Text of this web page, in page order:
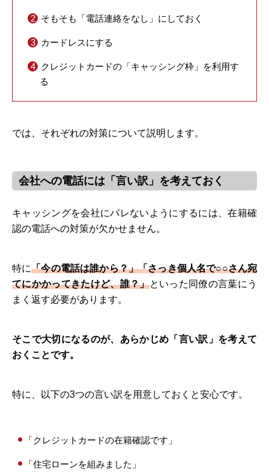
そもそも「電話連絡をなし」にしておく
カードレスにする
クレジットカードの「キャッシング枠」を利用す
る
では、それぞれの対策について説明します。
会社への電話には「言い訳」を考えておく
キャッシングを会社にバレないようにするには、在籍確
認の電話への対策が欠かせません。
特に「今の電話は誰から？」「さっき個人名で○○さん宛
てにかかってきたけど、誰？」といった同僚の言葉にう
まく返す必要があります。
そこで大切になるのが、あらかじめ「言い訳」を考えて
おくことです。
特に、以下の3つの言い訳を用意しておくと安心です。
「クレジットカードの在籍確認です」
「住宅ローンを組みました」